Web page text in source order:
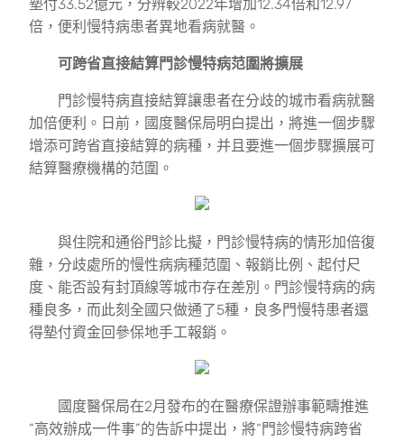
墊付33.52億元，分辨較2022年增加12.34倍和12.97
倍，便利慢特病患者異地看病就醫。
可跨省直接結算門診慢特病范圍將擴展
門診慢特病直接結算讓患者在分歧的城市看病就醫
加倍便利。日前，國度醫保局明白提出，將進一個步驟
增添可跨省直接結算的病種，并且要進一個步驟擴展可
結算醫療機構的范圍。
與住院和通俗門診比擬，門診慢特病的情形加倍復
雜，分歧處所的慢性病病種范圍、報銷比例、起付尺
度、能否設有封頂線等城市存在差別。門診慢特病的病
種良多，而此刻全國只做通了5種，良多門慢特患者還
得墊付資金回參保地手工報銷。
國度醫保局在2月發布的在醫療保證辦事範疇推進
“高效辦成一件事”的告訴中提出，將“門診慢特病跨省